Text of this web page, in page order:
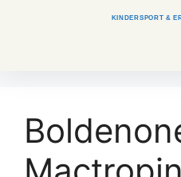
KINDERSPORT &